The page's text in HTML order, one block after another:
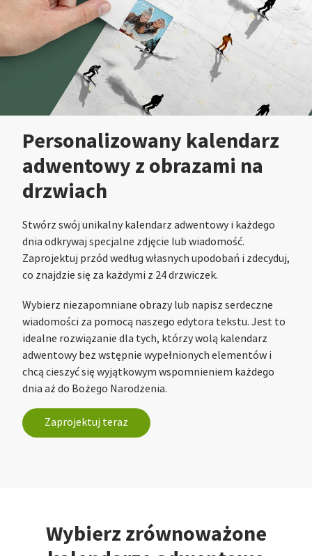
Personalizowany kalendarz
adwentowy z obrazami na
drzwiach
Stwórz swój unikalny kalendarz adwentowy i każdego
dnia odkrywaj specjalne zdjęcie lub wiadomość.
Zaprojektuj przód według własnych upodobań i zdecyduj,
co znajdzie się za każdymi z 24 drzwiczek.
Wybierz niezapomniane obrazy lub napisz serdeczne
wiadomości za pomocą naszego edytora tekstu. Jest to
idealne rozwiązanie dla tych, którzy wolą kalendarz
adwentowy bez wstępnie wypełnionych elementów i
chcą cieszyć się wyjątkowym wspomnieniem każdego
dnia aż do Bożego Narodzenia.
Zaprojektuj teraz
Wybierz zrównoważone